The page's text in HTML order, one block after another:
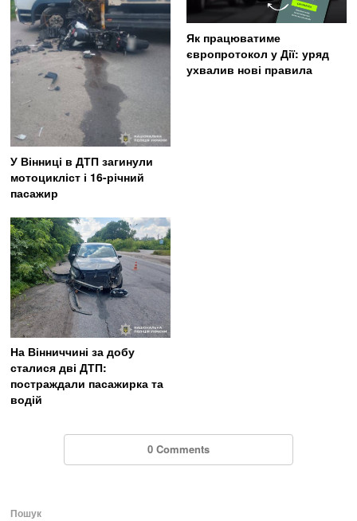
У Вінниці в ДТП загинули
мотоцикліст і 16-річний
пасажир
Як працюватиме
європротокол у Дії: уряд
ухвалив нові правила
На Вінниччині за добу
сталися дві ДТП:
постраждали пасажирка та
водій
0 Comments
Пошук